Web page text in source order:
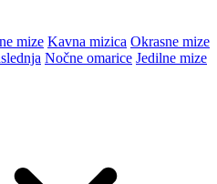
mize Kavna mizica Okrasne mize
Nočne omarice Jedilne mize